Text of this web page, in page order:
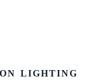
LIGHTING